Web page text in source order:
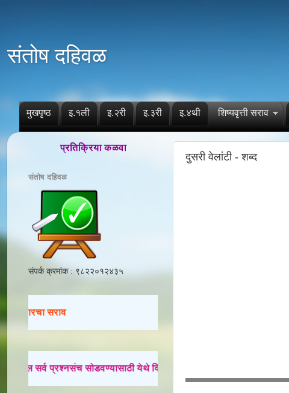
संतोष दहिवळ
मुखपृष्ठ इ.१ली इ.२री इ.३री इ.४थी शिष्यवृत्ती सराव
दुसरी वेलांटी - शब्द
प्रतिक्रिया कळवा
संतोष दहिवळ
संपर्क क्रमांक : ९८२२०१२४३५
रविवारचा सराव
मागील सर्व प्रश्नसंच सोडवण्यासाठी येथे क्लिक करा.